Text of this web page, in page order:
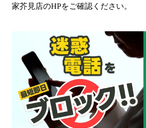
家芥見店のHPをご確認ください。